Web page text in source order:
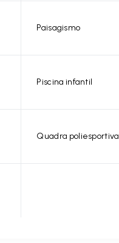
Paisagismo
Piscina infantil
Quadra poliesportiva